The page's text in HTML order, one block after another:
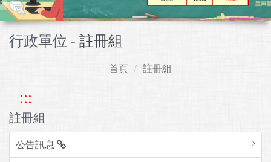
行政單位 - 註冊組
首頁 註冊組
:::
註冊組
公告訊息